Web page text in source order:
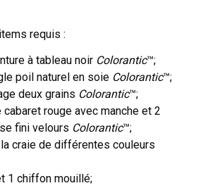
requis :
à tableau noir Colorantic™;
poil naturel en soie Colorantic™;
deux grains Colorantic™;
rouge avec manche et 2
fini velours Colorantic™;
craie de différentes couleurs
1 chiffon mouillé;